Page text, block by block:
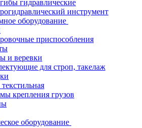
гидравлические
инструмент
оборудование
приспособления
и веревки
для строп, такелаж
крепления грузов
оборудование